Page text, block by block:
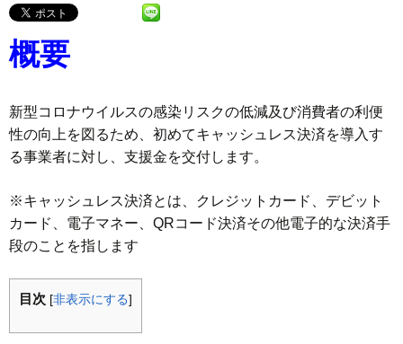
概要
新型コロナウイルスの感染リスクの低減及び消費者の利便
性の向上を図るため、初めてキャッシュレス決済を導入す
る事業者に対し、支援金を交付します。
※キャッシュレス決済とは、クレジットカード、デビット
カード、電子マネー、QRコード決済その他電子的な決済手
段のことを指します
目次 [非表示にする]